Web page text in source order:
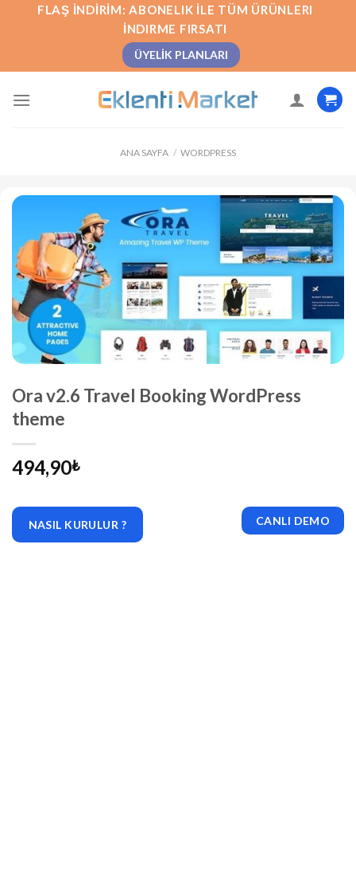
FLAŞ İNDIRIM: ABONELIK İLE TÜM ÜRÜNLERI
İNDIRME FIRSATI
ÜYELIK PLANLARI
ANA SAYFA / WORDPRESS
Ora v2.6 Travel Booking WordPress
theme
494,90₺
NASIL KURULUR ? CANLI DEMO